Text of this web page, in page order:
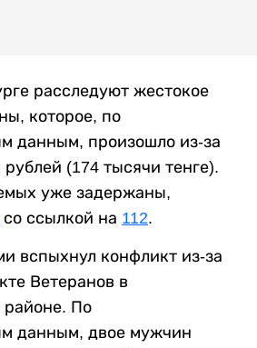
расследуют жестокое
которое, по
данным, произошло из-за
(174 тысячи тенге).
уже задержаны,
со ссылкой на 112.
вспыхнул конфликт из-за
Ветеранов в
районе. По
данным, двое мужчин